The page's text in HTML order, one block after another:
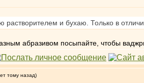
растворителем и бухаю. Только в
абразивом посыпайте, чтобы
тому назад)